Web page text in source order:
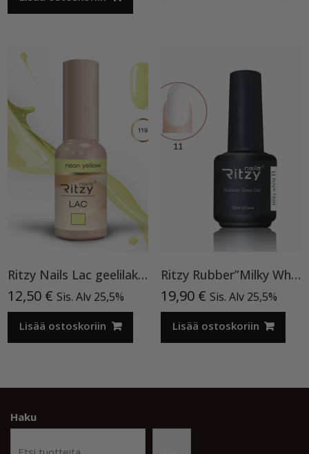
Ritzy Nails Lac geelilakka ”Neon Yellow”119 , 9ml TPO vapaa
12,50 € Sis. Alv 25,5%
Lisää ostoskoriin
Ritzy Rubber”Milky White”11 , alusgeeli
19,90 € Sis. Alv 25,5%
Lisää ostoskoriin
Haku